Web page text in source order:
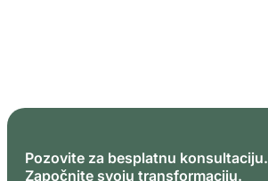
Pozovite za besplatnu konsultaciju.
Započnite svoju transformaciju.